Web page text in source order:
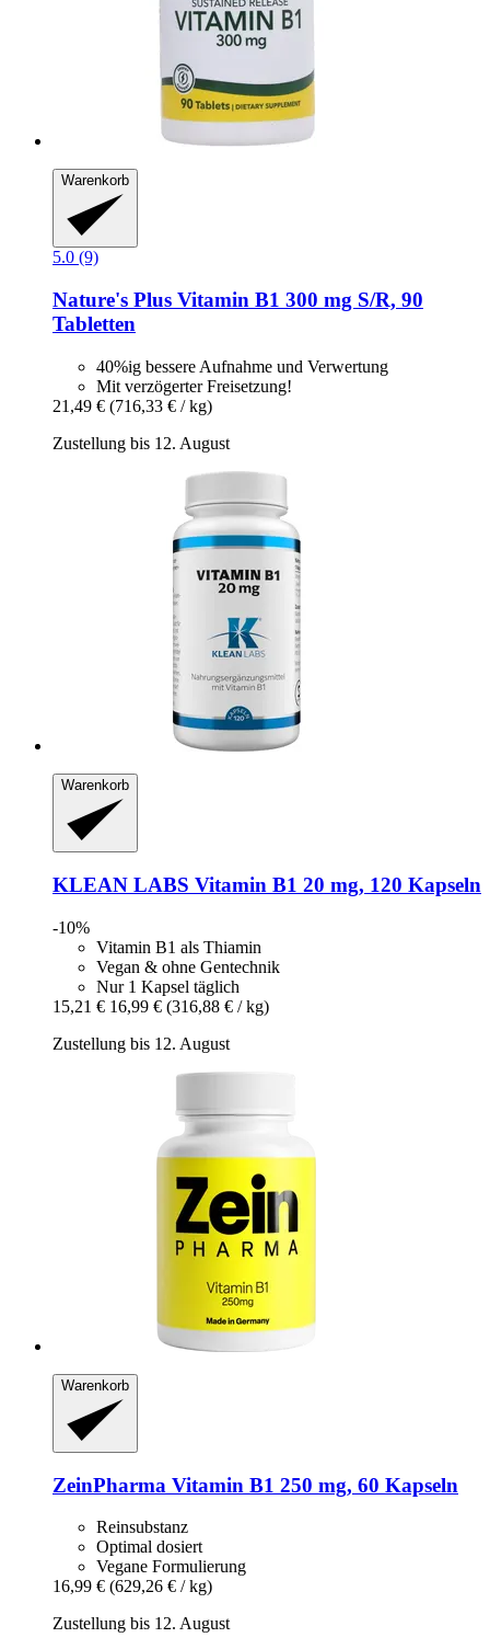
Warenkorb
5.0 (9)
Nature's Plus Vitamin B1 300 mg S/R, 90
Tabletten
40%ig bessere Aufnahme und Verwertung
Mit verzögerter Freisetzung!
21,49 € (716,33 € / kg)
Zustellung bis 12. August
Warenkorb
KLEAN LABS Vitamin B1 20 mg, 120 Kapseln
-10%
Vitamin B1 als Thiamin
Vegan & ohne Gentechnik
Nur 1 Kapsel täglich
15,21 € 16,99 € (316,88 € / kg)
Zustellung bis 12. August
Warenkorb
ZeinPharma Vitamin B1 250 mg, 60 Kapseln
Reinsubstanz
Optimal dosiert
Vegane Formulierung
16,99 € (629,26 € / kg)
Zustellung bis 12. August